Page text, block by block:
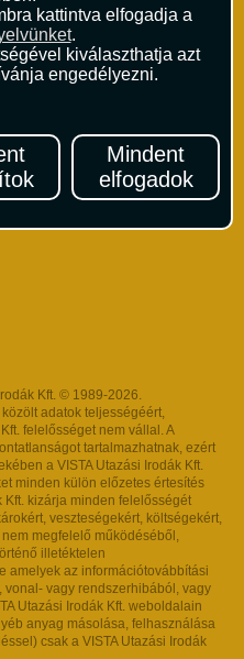
kattintva elfogadja a
.
kiválaszthatja azt
engedélyezni.
Mindent
elfogadok
legszínesebb utazási
Kft. © 1989-2026.
adatok teljességéért,
felelősséget nem vállal. A
tartalmazhatnak, ezért
a VISTA Utazási Irodák Kft.
minden külön előzetes értesítés
Kft. kizárja minden felelősségét
veszteségekért, költségekért,
megfelelő működéséből,
illetéktelen
amelyek az információtovábbítási
vagy rendszerhibából, vagy
Utazási Irodák Kft. weboldalain
anyag másolása, felhasználása
csak a VISTA Utazási Irodák